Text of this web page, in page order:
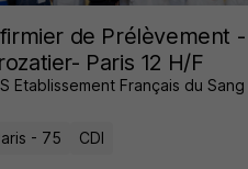
de Prélèvement -
Paris 12 H/F
Etablissement Français du Sang
- 75 CDI